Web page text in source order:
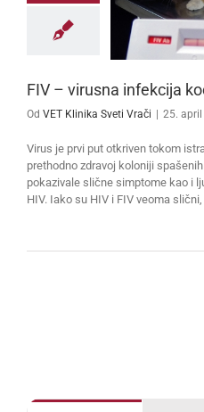
FIV – virusna infekcija kod
mačaka
FIV – virusna infekcija
Od VET Klinika Sveti Vrači 25.
Virus je prvi put otkriven tokom
prethodno zdravoj koloniji
pokazivale slične simptome kao i
HIV. Iako su HIV i FIV veoma